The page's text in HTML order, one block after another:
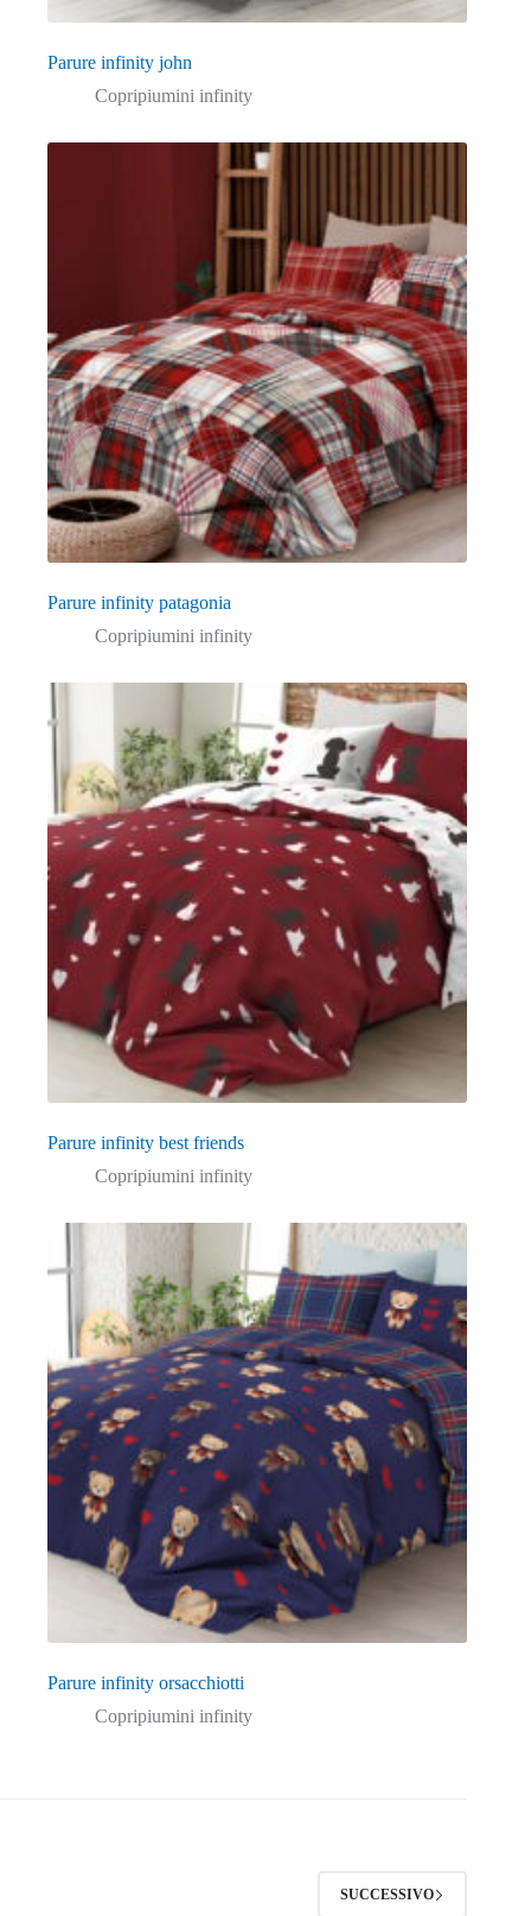
Parure infinity john
Copripiumini infinity
Parure infinity patagonia
Copripiumini infinity
Parure infinity best friends
Copripiumini infinity
Parure infinity orsacchiotti
Copripiumini infinity
SUCCESSIVO